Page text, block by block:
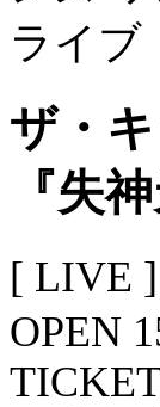
ザ・
『失
[ LIVE
OPEN